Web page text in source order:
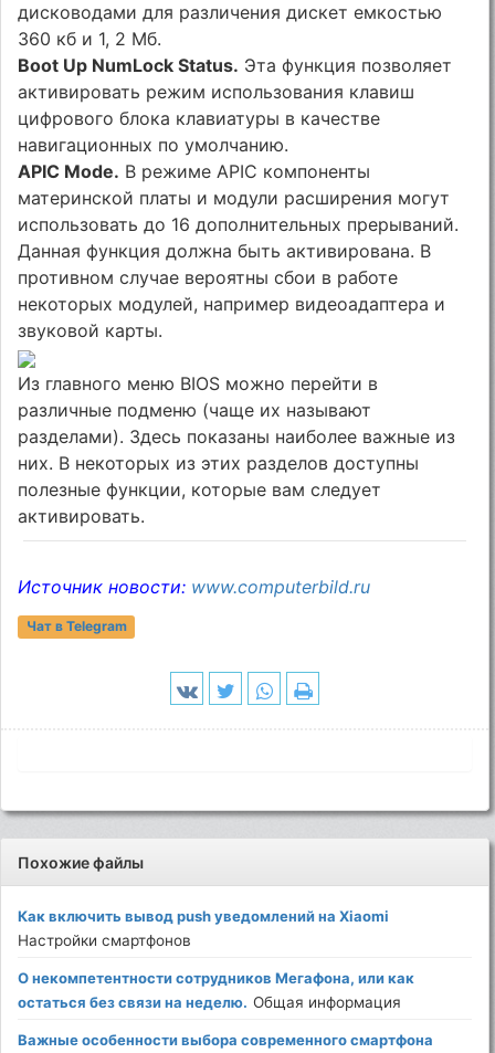
дисководами для различения дискет емко­стью
360 кб и 1, 2 Мб.
Boot Up NumLock Status. Эта функция позволяет
активировать режим использования клавиш
цифрового блока клавиатуры в качестве
навигационных по умолчанию.
APIC Mode. В режиме APIC компоненты
материнской платы и модули расширения могут
использовать до 16 дополнительных прерываний.
Данная функция должна быть активирована. В
противном случае вероятны сбои в работе
некоторых модулей, например видеоадаптера и
звуковой карты.
Из главного меню BIOS можно перейти в
различные подменю (чаще их называют
разделами). Здесь показаны наиболее важные из
них. В некоторых из этих разделов доступны
полезные функции, которые вам следует
активировать.
Источник новости: www.computerbild.ru
Чат в Telegram
Похожие файлы
Как включить вывод push уведомлений на Xiaomi
Настройки смартфонов
О некомпетентности сотрудников Мегафона, или как
остаться без связи на неделю. Общая информация
Важные особенности выбора современного смартфона